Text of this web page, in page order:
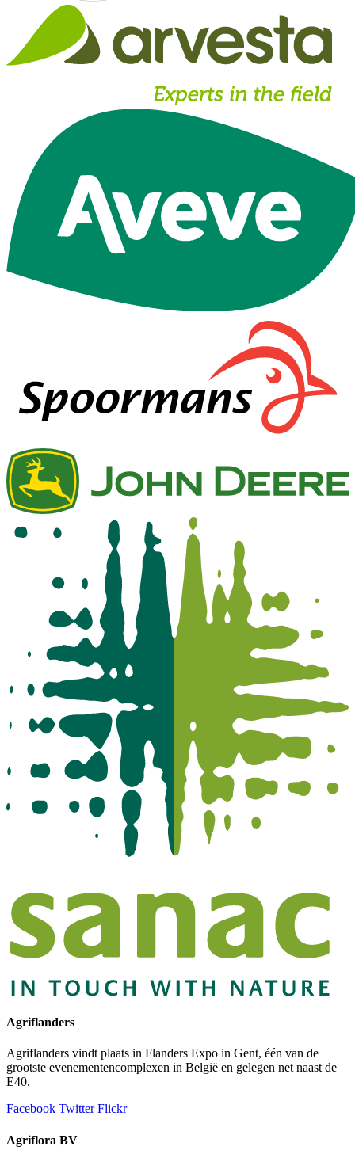
Agriflanders
Agriflanders vindt plaats in Flanders Expo in Gent, één van de
grootste evenementencomplexen in België en gelegen net naast de
E40.
Facebook Twitter Flickr
Agriflora BV